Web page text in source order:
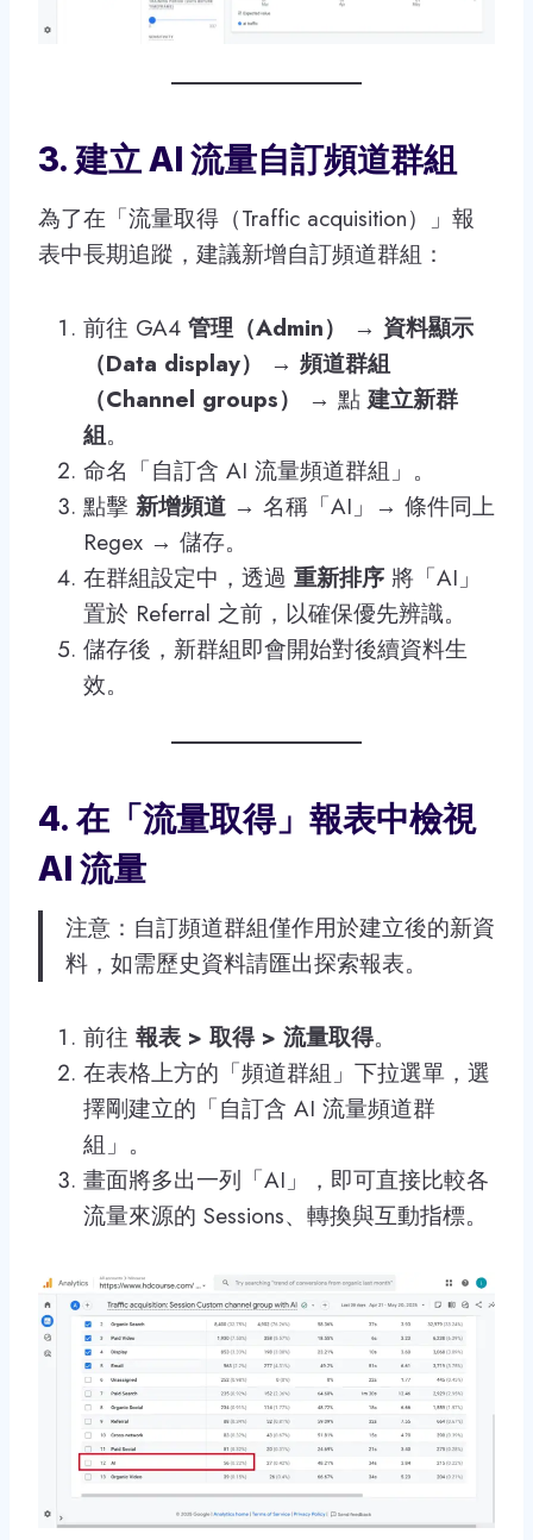
3. 建立 AI 流量自訂頻道群組
為了在「流量取得（Traffic acquisition）」報
表中長期追蹤，建議新增自訂頻道群組：
前往 GA4 管理（Admin） → 資料顯示
（Data display）
→ 頻道群組
（Channel groups）
→ 點建立新群
組。
命名「自訂含 AI 流量頻道群組」。
點擊 新增頻道 → 名稱「AI」→ 條件同上
Regex → 儲存。
在群組設定中，透過 重新排序 將「AI」
置於 Referral 之前，以確保優先辨識。
儲存後，新群組即會開始對後續資料生
效。
4. 在「流量取得」報表中檢視
AI 流量
注意：自訂頻道群組僅作用於建立後的新資
料，如需歷史資料請匯出探索報表。
前往 報表 > 取得 > 流量取得。
在表格上方的「頻道群組」下拉選單，選
擇剛建立的「自訂含 AI 流量頻道群
組」。
畫面將多出一列「AI」，即可直接比較各
流量來源的 Sessions、轉換與互動指標。